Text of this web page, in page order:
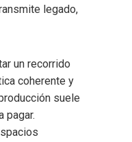
legado,
un recorrido
coherente y
suele
pagar.